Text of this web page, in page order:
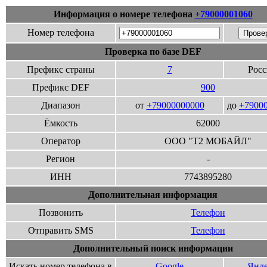
Информация о номере телефона +79000001060
Номер телефона
Проверка по базе DEF
Префикс страны
7
Префикс DEF
900
Диапазон
от +79000000000 до
Ёмкость
62000
Оператор
ООО "Т2 МОБАЙЛ"
Регион
-
ИНН
7743895280
Дополнительная информация
Позвонить
Телефон
Отправить SMS
Телефон
Дополнительный поиск информации